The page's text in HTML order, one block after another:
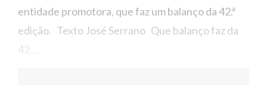
entidade promotora, que faz um balanço da 42.ª
edição. Texto José Serrano Que balanço faz da
42....